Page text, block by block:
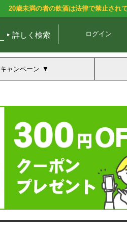
20歳未満の者の飲酒は法律で禁止され
詳しく検索 ログイン
キャンペーン